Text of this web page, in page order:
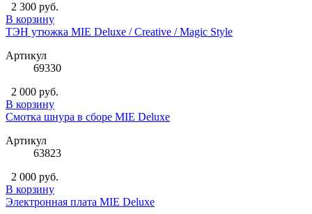
2 300 руб.
В корзину
ТЭН утюжка MIE Deluxe / Creative / Magic Style
Артикул
69330
2 000 руб.
В корзину
Смотка шнура в сборе MIE Deluxe
Артикул
63823
2 000 руб.
В корзину
Электронная плата MIE Deluxe